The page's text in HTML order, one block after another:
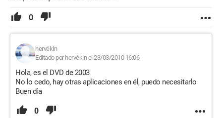
0
hervékln
Editado por hervékln el 23/03/2010 16:06
Hola, es el DVD de 2003
No lo cedo, hay otras aplicaciones en él, puedo necesitarlo
Buen día
0